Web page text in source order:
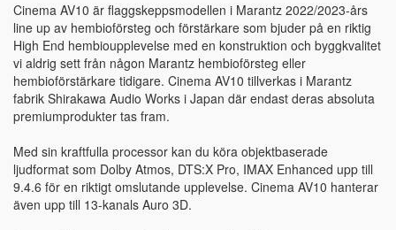
Cinema AV10 är flaggskeppsmodellen i Marantz 2022/2023-års
line up av hembioförsteg och förstärkare som bjuder på en riktig
High End hembioupplevelse med en konstruktion och byggkvalitet
vi aldrig sett från någon Marantz hembioförsteg eller
hembioförstärkare tidigare. Cinema AV10 tillverkas i Marantz
fabrik Shirakawa Audio Works i Japan där endast deras absoluta
premiumprodukter tas fram.
Med sin kraftfulla processor kan du köra objektbaserade
ljudformat som Dolby Atmos, DTS:X Pro, IMAX Enhanced upp till
9.4.6 för en riktigt omslutande upplevelse. Cinema AV10 hanterar
även upp till 13-kanals Auro 3D.